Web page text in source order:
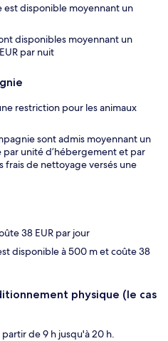
est disponible moyennant un
disponibles moyennant un
par nuit
restriction pour les animaux
sont admis moyennant un
unité d’hébergement et par
frais de nettoyage versés une
38 EUR par jour
disponible à 500 m et coûte 38
physique (le cas
partir de 9 h jusqu'à 20 h.